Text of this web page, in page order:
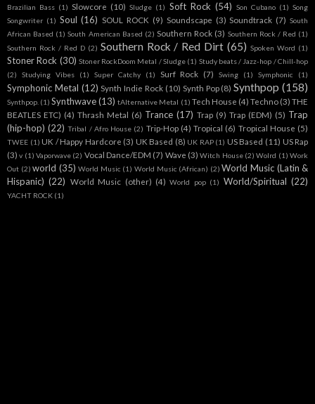
Brazilian Bass (1) Slowcore (10) Sludge (1) Soft Rock (54) Son Cubano (1) Song
Songwriter (1) Soul (16) SOUL ROCK (9) Soundscape (3) Soundtrack (7) South
African Based (1) South American Based (2) Southern Rock (3) Southern Rock / Red (1)
Southern Rock / Red D (2) Southern Rock / Red Dirt (65) Spoken Word (1)
Stoner Rock (30) Stoner RockDoom Metal / Sludge (1) Study beats / Jazz-hop / Chill-hop
(2)
Studying Vibes (1) Super Catchy (1) Surf Rock (7) Swing (1) Symphonic (1)
Symphonic Metal (12) Synth Indie Rock (10) Synth Pop (8) Synthpop (158)
Synthpop. (1) Synthwave (13) tAlternative Metal (1) Tech House (4) Techno (3) THE
BEATLES ETC) (4) Thrash Metal (6) Trance (17) Trap (9) Trap (EDM) (5) Trap
(hip-hop) (22) Tribal / Afro House (2) Trip-Hop (4) Tropical (6) Tropical House (5)
TWEE (1) UK / Happy Hardcore (3) UK Based (8) UK RAP (1) US Based (11) US Rap
(3) v (1) Vaporwave (2) Vocal Dance/EDM (7) Wave (3) Witch House (2) Wolrd (1) Work
Out (2) world (35) World Music (1) World Music (African) (2) World Music (Latin &
Hispanic) (22) World Music (other) (4) World pop (1) World/Spiritual (22)
YACHT ROCK (1)